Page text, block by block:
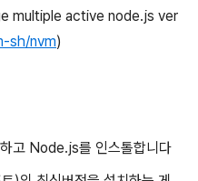
multiple active node.js ver
sh/nvm)
고 Node.js를 인스톨합니다